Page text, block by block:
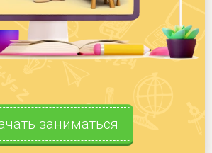
заниматься